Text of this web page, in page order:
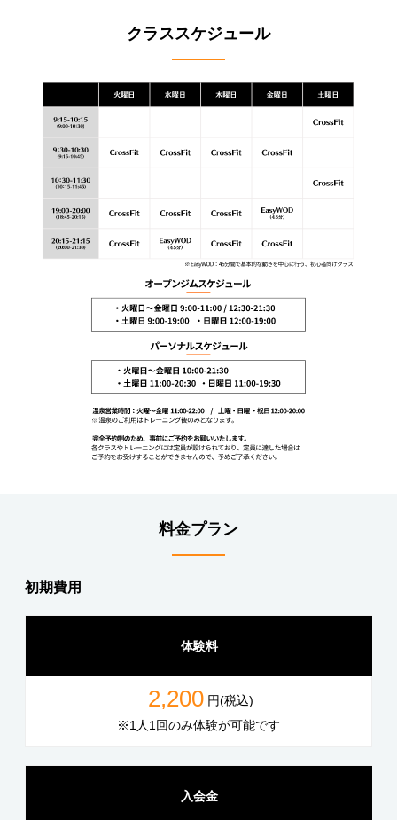
クラススケジュール
料金プラン
初期費用
体験料
2,200 円(税込)
※1人1回のみ体験が可能です
入会金